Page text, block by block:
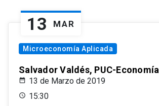
13 MAR
Microeconomía Aplicada
Salvador Valdés, PUC-Economía
13 de Marzo de 2019
15:30